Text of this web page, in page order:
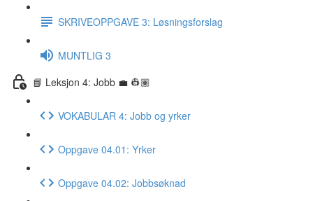
SKRIVEOPPGAVE 3: Løsningsforslag
MUNTLIG 3
📘 Leksjon 4: Jobb 💼 👷🏽
VOKABULAR 4: Jobb og yrker
Oppgave 04.01: Yrker
Oppgave 04.02: Jobbsøknad